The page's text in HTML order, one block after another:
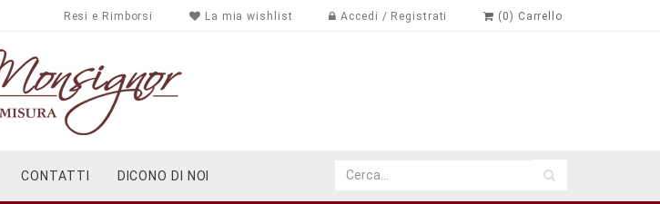
(0) Carrello
Resi e Rimborsi La mia wishlist Accedi / Registrati
CONTATTI DICONO DI NOI